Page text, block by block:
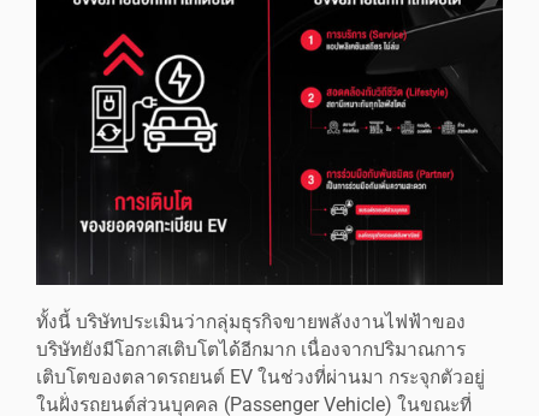
ทั้งนี้ บริษัทประเมินว่ากลุ่มธุรกิจขายพลังงานไฟฟ้าของ
บริษัทยังมีโอกาสเติบโตได้อีกมาก เนื่องจากปริมาณการ
เติบโตของตลาดรถยนต์ EV ในช่วงที่ผ่านมา กระจุกตัวอยู่
ในฝั่งรถยนต์ส่วนบุคคล (Passenger Vehicle) ในขณะที่